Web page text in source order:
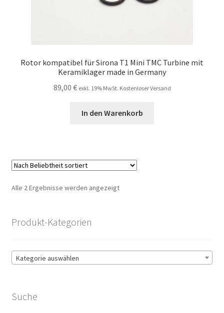
Rotor kompatibel für Sirona T1 Mini TMC Turbine mit
Keramiklager made in Germany
89,00 € exkl. 19% MwSt. Kostenloser Versand
In den Warenkorb
Alle 2 Ergebnisse werden angezeigtNach
Produkt-Kategorien
Kategorie auswählen
Suche